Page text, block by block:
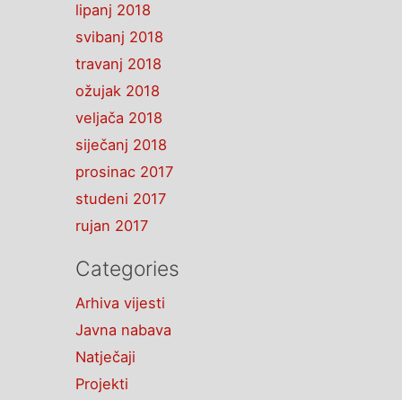
lipanj 2018
svibanj 2018
travanj 2018
ožujak 2018
veljača 2018
siječanj 2018
prosinac 2017
studeni 2017
rujan 2017
Categories
Arhiva vijesti
Javna nabava
Natječaji
Projekti